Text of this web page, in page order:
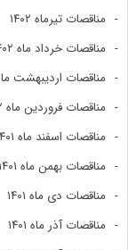
مناقصات تیرماه ۱۴۰۲
مناقصات خرداد ماه ۱۴۰۲
مناقصات اردیبهشت ماه
مناقصات فروردین ماه ۱۴۰۲
مناقصات اسفند ماه ۱۴۰۱
مناقصات بهمن ماه ۱۴۰۱
مناقصات دی ماه ۱۴۰۱
مناقصات آذر ماه ۱۴۰۱